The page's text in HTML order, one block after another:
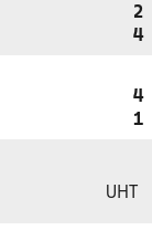
2
4
4
1
UHT